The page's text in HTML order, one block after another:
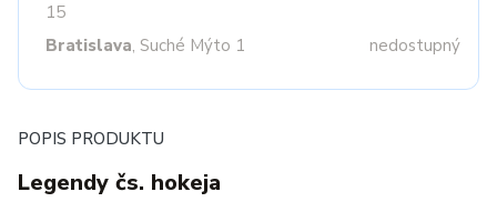
15
Bratislava, Suché Mýto 1 nedostupný
POPIS PRODUKTU
Legendy čs. hokeja